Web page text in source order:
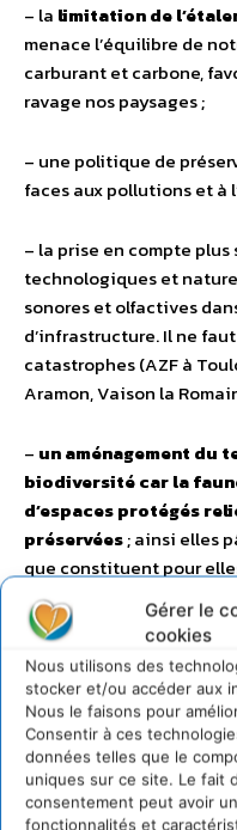
Gérer le
cookies
Nous utilisons des
stocker et/ou accéder aux
Nous le faisons pour
Consentir à ces
données telles que le
uniques sur ce site. Le fait
consentement peut avoir
fonctionnalités et
– la limitation de
menace l’équilibre de
carburant et carbone,
ravage nos paysages ;
– une politique de
faces aux pollutions et à
– la prise en compte
technologiques et
sonores et olfactives
d’infrastructure. Il ne
catastrophes (AZF à
Aramon, Vaison la
– un aménagement du
biodiversité car la
d’espaces protégés
préservées; ainsi elles
que constituent pour
les axes de circulation ;
– le recours
durables » pour la
zones urbaines ;
– le renforcement des
développement durable